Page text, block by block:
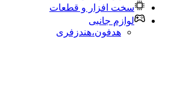
سخت افزار و قطعات
لوازم جانبی
هدفون،هندزفری